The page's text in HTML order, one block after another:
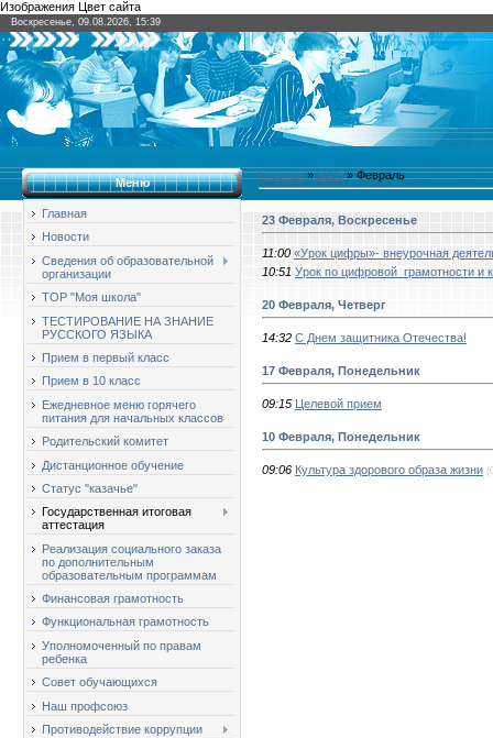
Изображения Цвет сайта
Воскресенье, 09.08.2026, 15:39
Меню
Главная
Новости
Сведения об образовательной
организации
ТОР "Моя школа"
ТЕСТИРОВАНИЕ НА ЗНАНИЕ
РУССКОГО ЯЗЫКА
Прием в первый класс
Прием в 10 класс
Ежедневное меню горячего
питания для начальных классов
Родительский комитет
Дистанционное обучение
Статус "казачье"
Государственная итоговая
аттестация
Реализация социального заказа
по дополнительным
образовательным программам
Финансовая грамотность
Функциональная грамотность
Уполномоченный по правам
ребенка
Совет обучающихся
Наш профсоюз
Противодействие коррупции
Главная»2025 » Февраль
23 Февраля, Воскресенье
11:00 «Урок цифры»- внеурочная
10:51 Урок по цифровой грамотности и
20 Февраля, Четверг
14:32 С Днем защитника Отечества!
17 Февраля, Понедельник
09:15 Целевой прием
10 Февраля, Понедельник
09:06 Культура здорового образа жизни